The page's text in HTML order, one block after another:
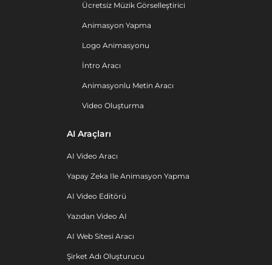
Ücretsiz Müzik Görselleştirici
Animasyon Yapma
Logo Animasyonu
İntro Aracı
Animasyonlu Metin Aracı
Video Oluşturma
AI Araçları
AI Video Aracı
Yapay Zeka Ile Animasyon Yapma
AI Video Editörü
Yazıdan Video AI
AI Web Sitesi Aracı
Şirket Adı Oluşturucu